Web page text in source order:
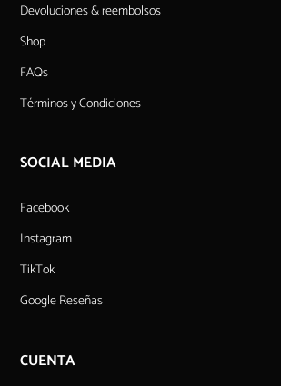
Devoluciones & reembolsos
Shop
FAQs
Términos y Condiciones
SOCIAL MEDIA
Facebook
Instagram
TikTok
Google Reseñas
CUENTA